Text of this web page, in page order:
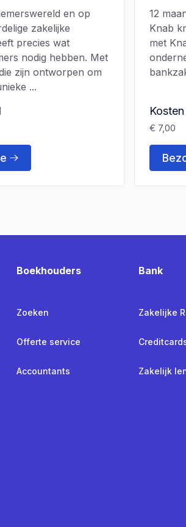
en op
zakelijke
precies wat
nodig hebben. Met
zijn ontworpen om
...
12
Knab
met
€ 7,00
Boekhouders
Zoeken
Offerte service
Accountants
Bank
Zakelijke
Zakelijk